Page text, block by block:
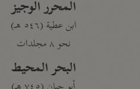
المحرر الوجيز
ابن عطية (٥٤٦ هـ)
نحو ٨ مجلدات
البحر المحيط